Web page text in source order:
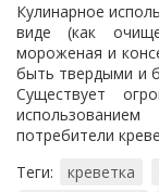
Кулинарное
виде (как
мороженая и
быть твердыми и
Существует
потребители
Теги:
креветка